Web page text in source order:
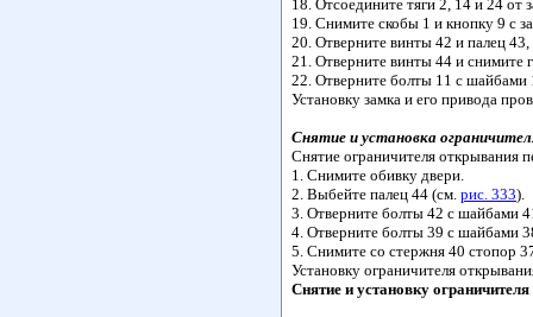
18. Отсоедините тяги 2, 14 и 24 от
19. Снимите скобы 1 и кнопку 9 с
20. Отверните винты 42 и палец
21. Отверните винты 44 и снимите
22. Отверните болты 11 с
Установку замка и его привода
Снятие и установка
Снятие ограничителя открывания
1. Снимите обивку двери.
2. Выбейте палец 44 (см. рис. 333).
3. Отверните болты 42 с шайбами
4. Отверните болты 39 с шайбами
5. Снимите со стержня 40 стопор
Установку ограничителя
Снятие и установку